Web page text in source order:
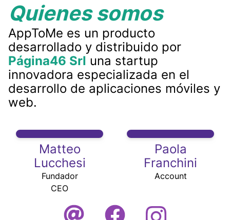
Quienes somos
AppToMe es un producto
desarrollado y distribuido por
Página46 Srl una startup
innovadora especializada en el
desarrollo de aplicaciones móviles y
web.
Matteo
Lucchesi
Fundador
CEO
Paola
Franchini
Account